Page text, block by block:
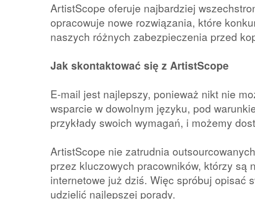
ArtistScope oferuje najbardziej
opracowuje nowe rozwiązania, które
naszych różnych zabezpieczenia przed
Jak skontaktować się z ArtistScope
E-mail jest najlepszy, ponieważ nikt nie
wsparcie w dowolnym języku, pod
przykłady swoich wymagań, i możemy
ArtistScope nie zatrudnia
przez kluczowych pracowników, którzy
internetowe już dziś. Więc spróbuj opisać
udzielić najlepszej porady.